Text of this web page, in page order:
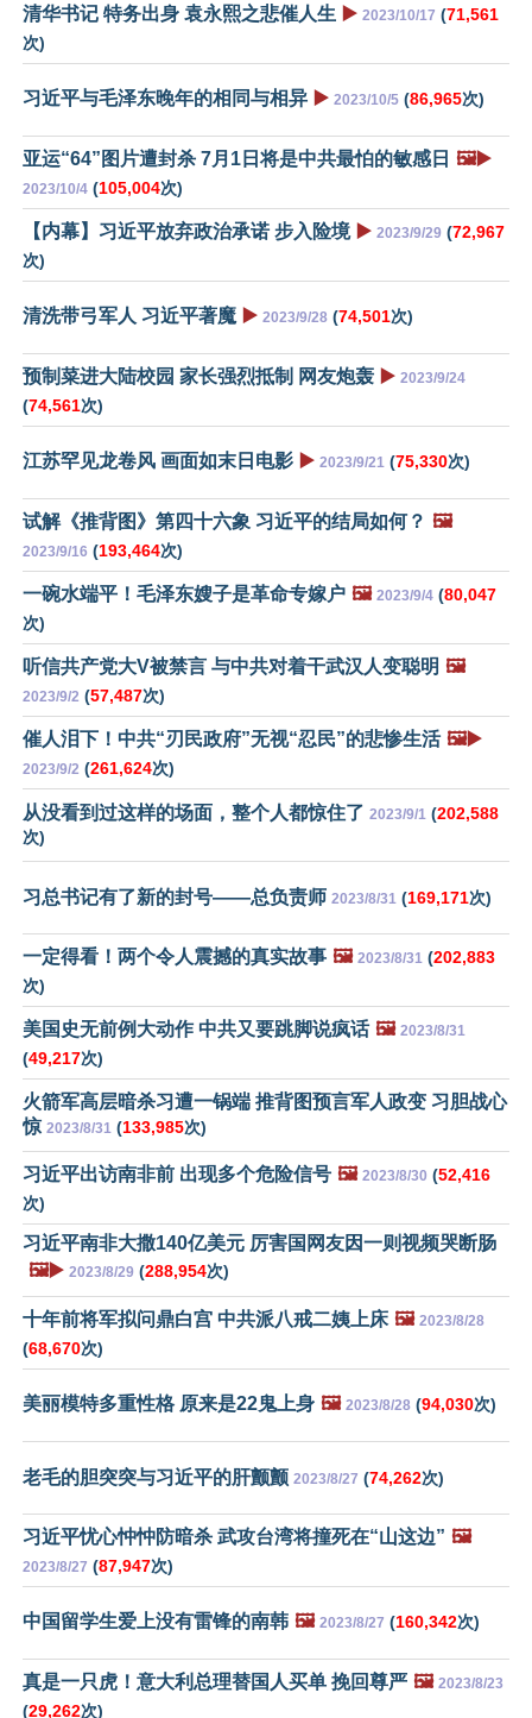
清华书记 特务出身 袁永熙之悲催人生 ▶️ 2023/10/17 (71,561
次)
习近平与毛泽东晚年的相同与相异 ▶️ 2023/10/5 (86,965次)
亚运“64”图片遭封杀 7月1日将是中共最怕的敏感日 🖼️▶️
2023/10/4 (105,004次)
【内幕】习近平放弃政治承诺 步入险境 ▶️ 2023/9/29 (72,967
次)
清洗带弓军人 习近平著魔 ▶️ 2023/9/28 (74,501次)
预制菜进大陆校园 家长强烈抵制 网友炮轰 ▶️ 2023/9/24
(74,561次)
江苏罕见龙卷风 画面如末日电影 ▶️ 2023/9/21 (75,330次)
试解《推背图》第四十六象 习近平的结局如何？ 🖼️
2023/9/16 (193,464次)
一碗水端平！毛泽东嫂子是革命专嫁户 🖼️ 2023/9/4 (80,047
次)
听信共产党大V被禁言 与中共对着干武汉人变聪明 🖼️
2023/9/2 (57,487次)
催人泪下！中共“刃民政府”无视“忍民”的悲惨生活 🖼️▶️
2023/9/2 (261,624次)
从没看到过这样的场面，整个人都惊住了 2023/9/1 (202,588
次)
习总书记有了新的封号——总负责师 2023/8/31 (169,171次)
一定得看！两个令人震撼的真实故事 🖼️ 2023/8/31 (202,883
次)
美国史无前例大动作 中共又要跳脚说疯话 🖼️ 2023/8/31
(49,217次)
火箭军高层暗杀习遭一锅端 推背图预言军人政变 习胆战心
惊 2023/8/31 (133,985次)
习近平出访南非前 出现多个危险信号 🖼️ 2023/8/30 (52,416
次)
习近平南非大撒140亿美元 厉害国网友因一则视频哭断肠
🖼️▶️ 2023/8/29 (288,954次)
十年前将军拟问鼎白宫 中共派八戒二姨上床 🖼️ 2023/8/28
(68,670次)
美丽模特多重性格 原来是22鬼上身 🖼️ 2023/8/28 (94,030次)
老毛的胆突突与习近平的肝颤颤 2023/8/27 (74,262次)
习近平忧心忡忡防暗杀 武攻台湾将撞死在“山这边” 🖼️
2023/8/27 (87,947次)
中国留学生爱上没有雷锋的南韩 🖼️ 2023/8/27 (160,342次)
真是一只虎！意大利总理替国人买单 挽回尊严 🖼️ 2023/8/23
(29,262次)